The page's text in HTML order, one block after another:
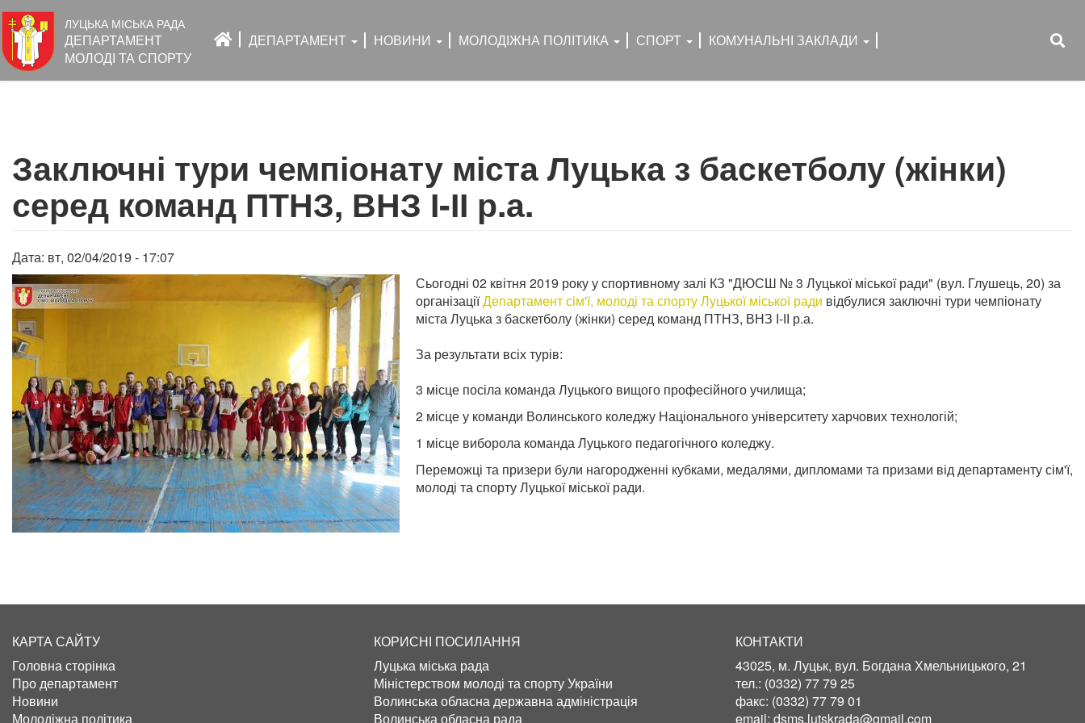
основного
вмісту
ЛУЦЬКА МІСЬКА РАДА
ДЕПАРТАМЕНТ
МОЛОДІ ТА СПОРТУ
навіґація
ДЕПАРТАМЕНТ НОВИНИ МОЛОДІЖНА ПОЛІТИКА СПОРТ КОМУНАЛЬНІ ЗАКЛАДИ
Заключні тури чемпіонату міста Луцька з баскетболу (жінки)
серед команд ПТНЗ, ВНЗ І-ІІ р.а.
Дата: вт, 02/04/2019 - 17:07
Сьогодні 02 квітня 2019 року у спортивному залі КЗ "ДЮСШ № 3 Луцької міської ради" (вул. Глушець, 20) за
організаціїДепартамент сім'ї, молоді та спорту Луцької міської ради відбулися заключні тури чемпіонату
міста Луцька з баскетболу (жінки) серед команд ПТНЗ, ВНЗ І-ІІ р.а.
За результати всіх турів:
3 місце посіла команда Луцького вищого професійного училища;
2 місце у команди Волинського коледжу Національного університету харчових технологій;
1 місце виборола команда Луцького педагогічного коледжу.
Переможці та призери були нагородженні кубками, медалями, дипломами та призами від департаменту сім'ї,
молоді та спорту Луцької міської ради.
КАРТА САЙТУ
Головна сторінка
Про департамент
Новини
Молодіжна політика
КОРИСНІ ПОСИЛАННЯ
Луцька міська рада
Міністерством молоді та спорту України
Волинська обласна державна адміністрація
Волинська обласна рада
КОНТАКТИ
43025, м. Луцьк, вул. Богдана Хмельницького, 21
тел.: (0332) 77 79 25
факс: (0332) 77 79 01
email: dsms.lutskrada@gmail.com